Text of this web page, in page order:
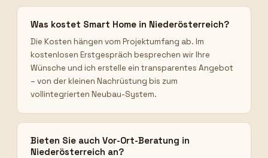
Was kostet Smart Home in Niederösterreich?
Die Kosten hängen vom Projektumfang ab. Im
kostenlosen Erstgespräch besprechen wir Ihre
Wünsche und ich erstelle ein transparentes Angebot
– von der kleinen Nachrüstung bis zum
vollintegrierten Neubau-System.
Bieten Sie auch Vor-Ort-Beratung in
Niederösterreich an?